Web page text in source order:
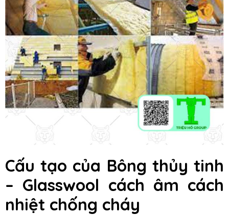
Cấu tạo của Bông thủy tinh
– Glasswool cách âm cách
nhiệt chống cháy